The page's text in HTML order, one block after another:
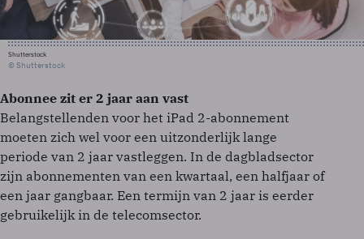
Shutterstock
© Shutterstock
Abonnee zit er 2 jaar aan vast
Belangstellenden voor het iPad 2-abonnement
moeten zich wel voor een uitzonderlijk lange
periode van 2 jaar vastleggen. In de dagbladsector
zijn abonnementen van een kwartaal, een halfjaar of
een jaar gangbaar. Een termijn van 2 jaar is eerder
gebruikelijk in de telecomsector.